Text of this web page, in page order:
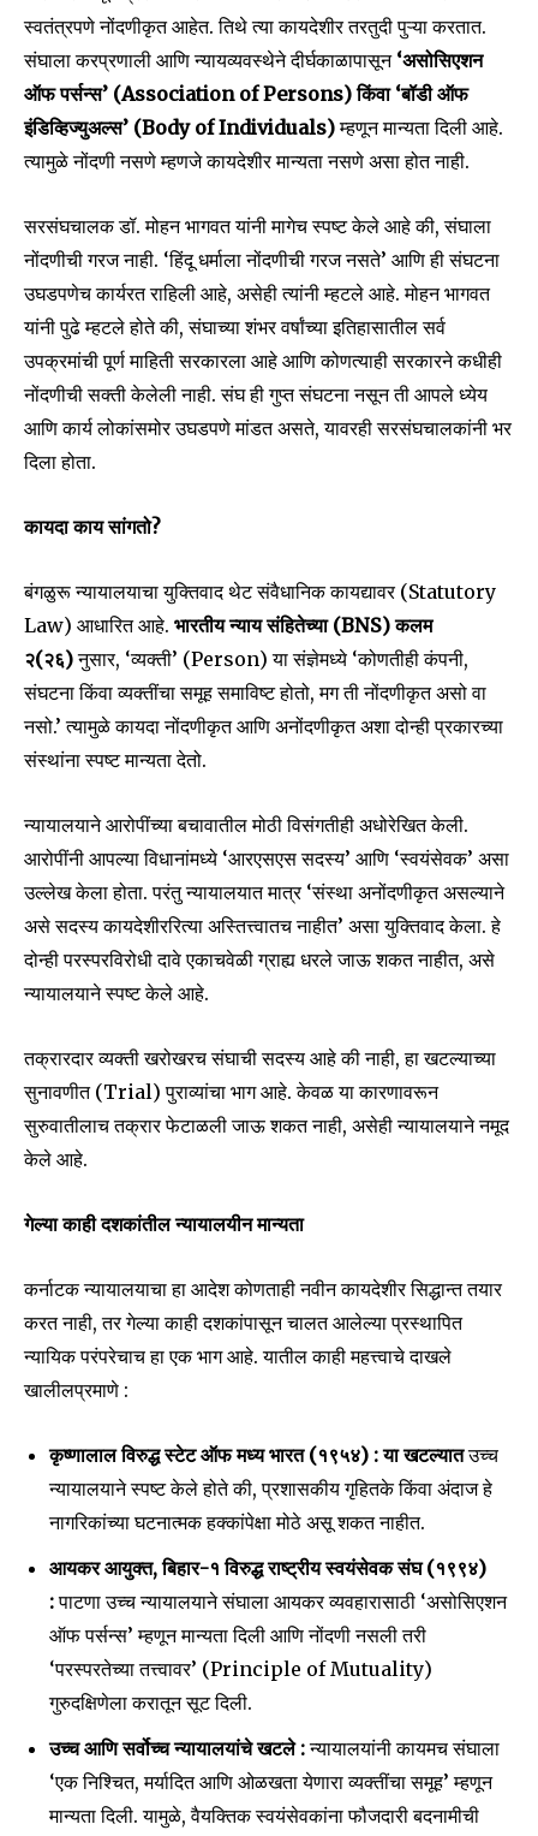
Join our community of
SUBSCRIBERS and be part of the
conversation.
your privacy and won't spam your inbox. Your information is
I've read and accept the Privacy Policy.
6,300
Fans
32,111
Followers
75
Followers
स्वतंत्रपणे नोंदणीकृत आहेत. तिथे त्या कायदेशीर तरतुदी पुऱ्या करतात.
संघाला करप्रणाली आणि न्यायव्यवस्थेने दीर्घकाळापासून ‘असोसिएशन
ऑफ पर्सन्स’ (Association of Persons) किंवा ‘बॉडी ऑफ
इंडिव्हिज्युअल्स’ (Body of Individuals)म्हणून मान्यता दिली आहे.
त्यामुळे नोंदणी नसणे म्हणजे कायदेशीर मान्यता नसणे असा होत नाही.
सरसंघचालक डॉ. मोहन भागवत यांनी मागेच स्पष्ट केले आहे की, संघाला
नोंदणीची गरज नाही. ‘हिंदू धर्माला नोंदणीची गरज नसते’ आणि ही संघटना
उघडपणेच कार्यरत राहिली आहे, असेही त्यांनी म्हटले आहे. मोहन भागवत
यांनी पुढे म्हटले होते की, संघाच्या शंभर वर्षांच्या इतिहासातील सर्व
उपक्रमांची पूर्ण माहिती सरकारला आहे आणि कोणत्याही सरकारने कधीही
नोंदणीची सक्ती केलेली नाही. संघ ही गुप्त संघटना नसून ती आपले ध्येय
आणि कार्य लोकांसमोर उघडपणे मांडत असते, यावरही सरसंघचालकांनी भर
दिला होता.
कायदा काय सांगतो?
बंगळुरू न्यायालयाचा युक्तिवाद थेट संवैधानिक कायद्यावर (Statutory
Law) आधारित आहे. भारतीय न्याय संहितेच्या (BNS) कलम
२(२६)नुसार, ‘व्यक्ती’ (Person) या संज्ञेमध्ये ‘कोणतीही कंपनी,
संघटना किंवा व्यक्तींचा समूह समाविष्ट होतो, मग ती नोंदणीकृत असो वा
नसो.’ त्यामुळे कायदा नोंदणीकृत आणि अनोंदणीकृत अशा दोन्ही प्रकारच्या
संस्थांना स्पष्ट मान्यता देतो.
न्यायालयाने आरोपींच्या बचावातील मोठी विसंगतीही अधोरेखित केली.
आरोपींनी आपल्या विधानांमध्ये ‘आरएसएस सदस्य’ आणि ‘स्वयंसेवक’ असा
उल्लेख केला होता. परंतु न्यायालयात मात्र ‘संस्था अनोंदणीकृत असल्याने
असे सदस्य कायदेशीररित्या अस्तित्त्वातच नाहीत’ असा युक्तिवाद केला. हे
दोन्ही परस्परविरोधी दावे एकाचवेळी ग्राह्य धरले जाऊ शकत नाहीत, असे
न्यायालयाने स्पष्ट केले आहे.
तक्रारदार व्यक्ती खरोखरच संघाची सदस्य आहे की नाही, हा खटल्याच्या
सुनावणीत (Trial) पुराव्यांचा भाग आहे. केवळ या कारणावरून
सुरुवातीलाच तक्रार फेटाळली जाऊ शकत नाही, असेही न्यायालयाने नमूद
केले आहे.
गेल्या काही दशकांतील न्यायालयीन मान्यता
कर्नाटक न्यायालयाचा हा आदेश कोणताही नवीन कायदेशीर सिद्धान्त तयार
करत नाही, तर गेल्या काही दशकांपासून चालत आलेल्या प्रस्थापित
न्यायिक परंपरेचाच हा एक भाग आहे. यातील काही महत्त्वाचे दाखले
खालीलप्रमाणे :
कृष्णालाल विरुद्ध स्टेट ऑफ मध्य भारत (१९५४) : या खटल्यातउच्च
न्यायालयाने स्पष्ट केले होते की, प्रशासकीय गृहितके किंवा अंदाज हे
नागरिकांच्या घटनात्मक हक्कांपेक्षा मोठे असू शकत नाहीत.
आयकर आयुक्त, बिहार-१ विरुद्ध राष्ट्रीय स्वयंसेवक संघ (१९९४)
:पाटणा उच्च न्यायालयाने संघाला आयकर व्यवहारासाठी ‘असोसिएशन
ऑफ पर्सन्स’ म्हणून मान्यता दिली आणि नोंदणी नसली तरी
‘परस्परतेच्या तत्त्वावर’ (Principle of Mutuality)
गुरुदक्षिणेला करातून सूट दिली.
उच्च आणि सर्वोच्च न्यायालयांचे खटले :न्यायालयांनी कायमच संघाला
‘एक निश्चित, मर्यादित आणि ओळखता येणारा व्यक्तींचा समूह’ म्हणून
मान्यता दिली. यामुळे, वैयक्तिक स्वयंसेवकांना फौजदारी बदनामीची